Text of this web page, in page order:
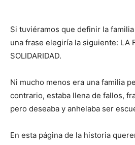
Si tuviéramos que definir la
una frase elegiría la siguiente: LA
SOLIDARIDAD.
Ni mucho menos era una familia
contrario, estaba llena de fallos,
pero deseaba y anhelaba ser
En esta página de la historia